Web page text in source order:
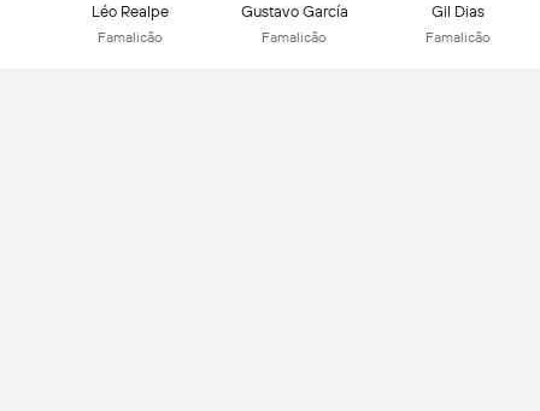
Gil Dias
Famalicão
Gustavo García
Famalicão
Léo Realpe
Famalicão